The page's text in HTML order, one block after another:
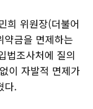
희 위원장(더불어
약금을 면제하는
법조사처에 질의
이 자발적 면제가
다.